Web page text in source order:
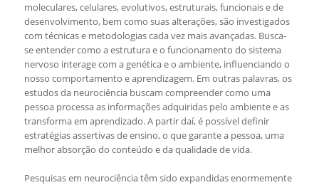
moleculares, celulares, evolutivos, estruturais, funcionais e de
desenvolvimento, bem como suas alterações, são investigados
com técnicas e metodologias cada vez mais avançadas. Busca-
se entender como a estrutura e o funcionamento do sistema
nervoso interage com a genética e o ambiente, influenciando o
nosso comportamento e aprendizagem. Em outras palavras, os
estudos da neurociência buscam compreender como uma
pessoa processa as informações adquiridas pelo ambiente e as
transforma em aprendizado. A partir daí, é possível definir
estratégias assertivas de ensino, o que garante a pessoa, uma
melhor absorção do conteúdo e da qualidade de vida.
Pesquisas em neurociência têm sido expandidas enormemente